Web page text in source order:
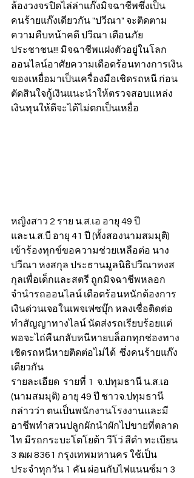
ล้องวงจรปิดไล่ล่าแก๊งมิจฉาชีพซึ่งเป็น
คนร้ายแก๊งเดียวกัน "ปวีณา" จะติดตาม
ความคืบหน้าคดี ปวีณา เตือนภัย
ประชาชน!!! มิจฉาชีพแฝงตัวอยู่ในโลก
ออนไลน์อาศัยความเดือดร้อนทางการเงิน
ของเหยื่อมาเป็นเครื่องมือเชิดรถหนี ก่อน
ตัดสินใจกู้เงินแนะนำให้ตรวจสอบแหล่ง
เงินทุนให้ดีจะได้ไม่ตกเป็นเหยื่อ
หญิงสาว 2 ราย น.ส.เอ อายุ 49 ปี
และน.ส.บี อายุ 41 ปี (ทั้งสองนามสมมุติ)
เข้าร้องทุกข์ขอความช่วยเหลือต่อ นาง
ปวีณา หงสกุล ประธานมูลนิธิปวีณาหงส
กุลเพื่อเด็กและสตรี ถูกมิจฉาชีพหลอก
จำนำรถออนไลน์ เดือดร้อนหนักต้องการ
เงินด่วนเจอในเพจเฟซบุ๊ก หลงเชื่อติดต่อ
ทำสัญญาทางไลน์ นัดส่งรถเรียบร้อยแต่
พอจะไถ่คืนกลับหนีหายบล็อกทุกช่องทาง
เชิดรถหนีหายติดต่อไม่ได้  ซึ่งคนร้ายแก๊ง
เดียวกัน
รายละเอียด  รายที่ 1  จ.ปทุมธานี น.ส.เอ
(นามสมมุติ) อายุ 49 ปี ชาวจ.ปทุมธานี
กล่าวว่า ตนเป็นพนักงานโรงงานและมี
อาชีพทำสวนปลูกผักนำผักไปขายที่ตลาด
ไท มีรถกระบะโตโยต้า วีโว่ สีดำ ทะเบียน
3 ฒผ 8361 กรุงเทพมหานคร ใช้เป็น
ประจำทุกวัน 1 คัน ผ่อนกับไฟแนนซ์มา 3